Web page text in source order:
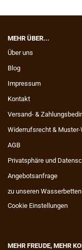
MEHR ÜBER...
Über uns
Blog
Impressum
Kontakt
Versand- &
Widerrufsrecht &
AGB
Privatsphäre und
Angebotsanfrage
zu unseren Wasserbetten
Cookie Einstellungen
MEHR FREUDE, MEHR